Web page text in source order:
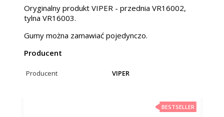
Oryginalny produkt VIPER - przednia VR16002,
tylna VR16003.
Gumy można zamawiać pojedynczo.
Producent
Producent VIPER
BESTSELLER